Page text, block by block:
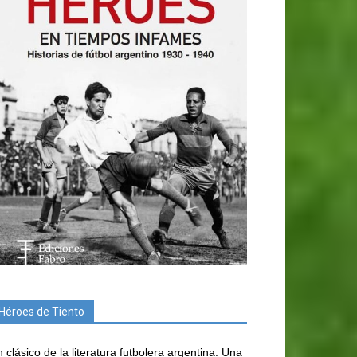
de Tiento
clásico de la literatura futbolera argentina. Una